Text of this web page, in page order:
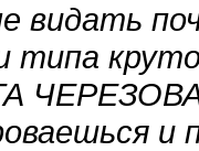
видать
типа